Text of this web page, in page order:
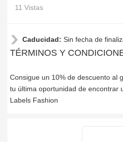
11 Vistas
Caducidad: Sin fecha de
TÉRMINOS Y
Consigue un 10% de descuento al
tu última oportunidad de encontrar
Labels Fashion